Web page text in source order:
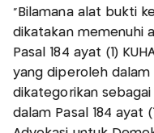
“Bilamana alat bukti
dikatakan memenuhi
Pasal 184 ayat (1)
yang diperoleh
dikategorikan
dalam Pasal 184 ayat